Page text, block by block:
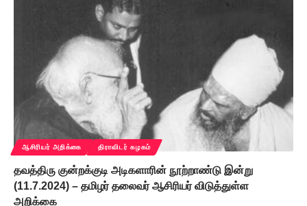
ஆசிரியர் அறிக்கை திராவிடர் கழகம்
தவத்திரு குன்றக்குடி அடிகளாரின் நூற்றாண்டு இன்று
(11.7.2024) – தமிழர் தலைவர் ஆசிரியர் விடுத்துள்ள
அறிக்கை